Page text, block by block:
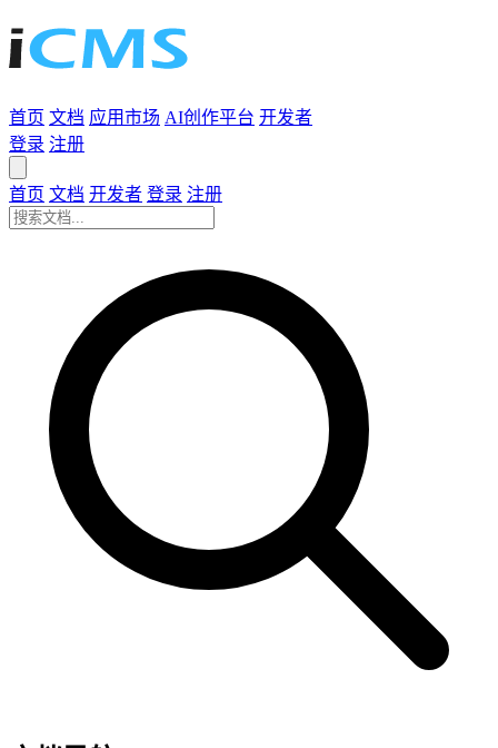
首页 文档 应用市场 AI创作平台 开发者
登录 注册
首页 文档 开发者 登录 注册